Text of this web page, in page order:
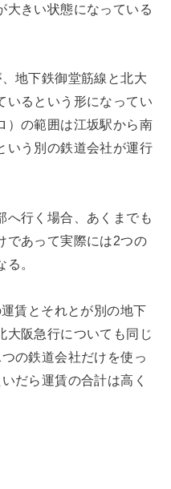
大きい状態になっている
地下鉄御堂筋線と北大
いるという形になってい
）の範囲は江坂駅から南
いう別の鉄道会社が運行
へ行く場合、あくまでも
であって実際には2つの
。
賃とそれとが別の地下
大阪急行についても同じ
の鉄道会社だけを使っ
だら運賃の合計は高く